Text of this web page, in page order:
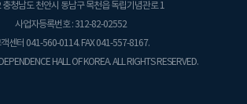
청남도 천안시 동남구 목천읍 독립기념관로 1
사업자등록번호 : 312-82-02552
객센터 041-560-0114. FAX 041-557-8167.
HALL OF KOREA. ALL RIGHTS RESERVED.